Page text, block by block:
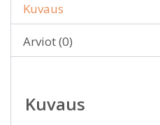
Kuvaus
Arviot (0)
Kuvaus